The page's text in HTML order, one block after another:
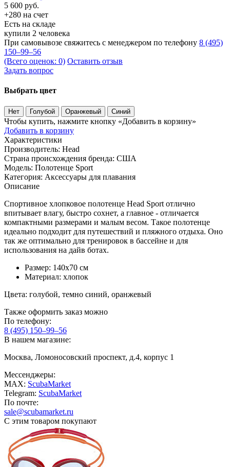
5 600 руб.
+280 на счет
Есть на складе
купили 2 человека
При самовывозе свяжитесь с менеджером по телефону 8 (495)
150–99–56
(Всего оценок: 0) Оставить отзыв
Задать вопрос
Выбрать цвет
Нет Голубой Оранжевый Синий
Чтобы купить, нажмите кнопку «Добавить в корзину»
Добавить в корзину
Характеристики
Производитель: Head
Страна происхождения бренда: США
Модель: Полотенце Sport
Категория: Аксессуары для плавания
Описание
Спортивное хлопковое полотенце Head Sport отлично
впитывает влагу, быстро сохнет, а главное - отличается
компактными размерами и малым весом. Такое полотенце
идеально подходит для путешествий и пляжного отдыха. Оно
так же оптимально для тренировок в бассейне и для
использования на дайв ботах.
Размер: 140х70 см
Материал: хлопок
Цвета: голубой, темно синий, оранжевый
Также оформить заказ можно
По телефону:
8 (495) 150–99–56
В нашем магазине:
Москва, Ломоносовский проспект, д.4, корпус 1
Мессенджеры:
MAX: ScubaMarket
Telegram: ScubaMarket
По почте:
sale@scubamarket.ru
С этим товаром покупают